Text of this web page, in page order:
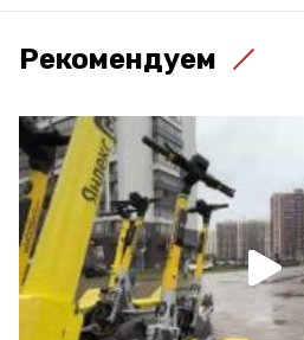
Рекомендуем